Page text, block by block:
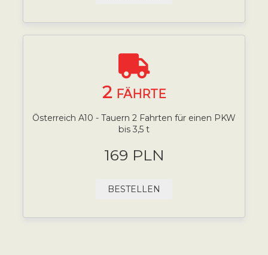
2 FÄHRTE
Österreich A10 - Tauern 2 Fahrten für einen PKW
bis 3,5 t
169 PLN
BESTELLEN